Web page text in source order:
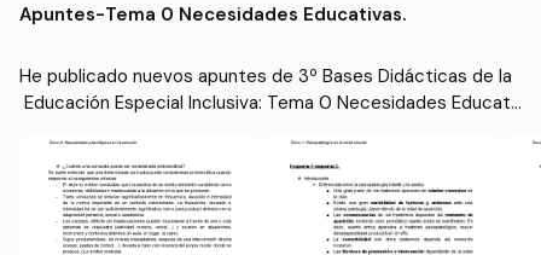
siva
C)
Apuntes-Tema 0 Necesidades Educativas.
He publicado nuevos apuntes de 3º Bases Didácticas de la
Educación Especial Inclusiva: Tema 0 Necesidades Educati